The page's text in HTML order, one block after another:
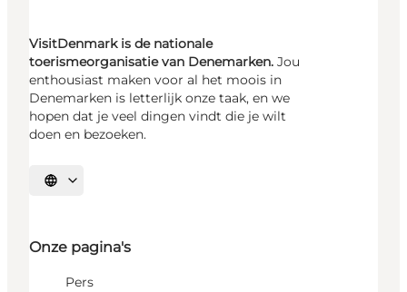
VisitDenmark is de nationale
toerismeorganisatie van Denemarken. Jou
enthousiast maken voor al het moois in
Denemarken is letterlijk onze taak, en we
hopen dat je veel dingen vindt die je wilt
doen en bezoeken.
Selecteer taal
Onze pagina's
Pers